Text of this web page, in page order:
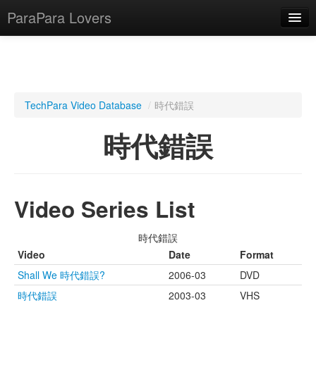
ParaPara Lovers
TechPara Video Database
Lesson Database
TechPara Video Database / 時代錯誤
時代錯誤
Video Series List
時代錯誤
Video
Date
Format
Shall We 時代錯誤?
2006-03
DVD
時代錯誤
2003-03 VHS